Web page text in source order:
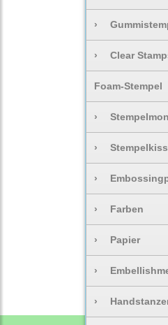
›
› Clear
Foam-Stempel
›
›
›
› Farben
› Papier
›
›